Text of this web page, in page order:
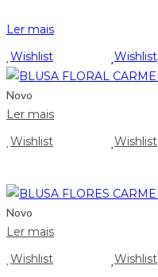
Ler mais
Wishlist
Wishlist
Novo
Ler mais
Wishlist
Wishlist
Novo
Ler mais
Wishlist
Wishlist